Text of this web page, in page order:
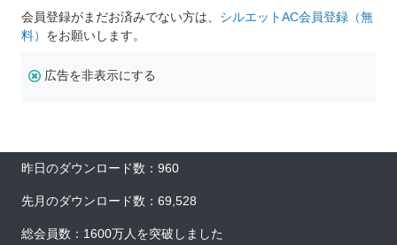
会員登録がまだお済みでない方は、 シルエットAC会員登録（無
料） をお願いします。
広告を非表示にする
昨日のダウンロード数：960
先月のダウンロード数：69,528
総会員数：1600万人を突破しました